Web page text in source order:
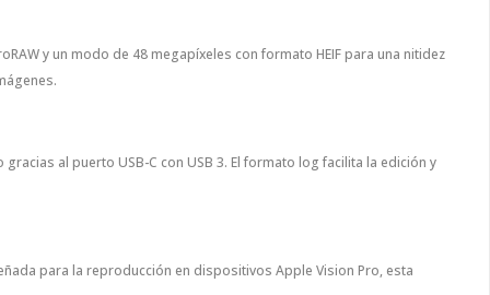
y un modo de 48 megapíxeles con formato HEIF para una nitidez
al puerto USB-C con USB 3. El formato log facilita la edición y
para la reproducción en dispositivos Apple Vision Pro, esta